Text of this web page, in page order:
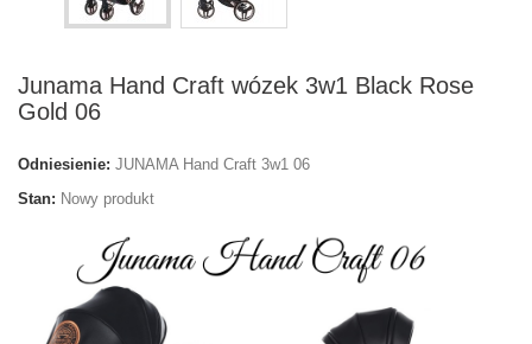
Junama Hand Craft wózek 3w1 Black Rose
Gold 06
Odniesienie: JUNAMA Hand Craft 3w1 06
Stan: Nowy produkt